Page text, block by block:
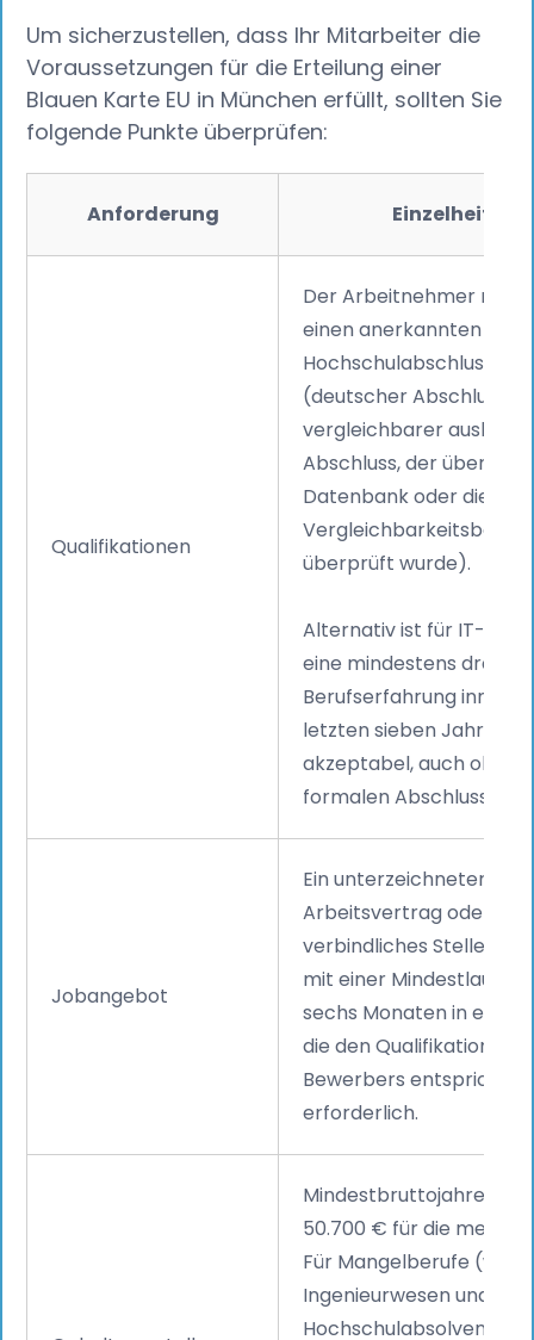
Um sicherzustellen, dass Ihr Mitarbeiter die
Voraussetzungen für die Erteilung einer
Blauen Karte EU in München erfüllt, sollten Sie
folgende Punkte überprüfen:
Anforderung Einzelheiten
Qualifikationen
Der Arbeitnehmer
einen anerkannten
Hochschulabschluss
(deutscher Abschluss
vergleichbarer
Abschluss, der über die
Datenbank oder die
überprüft wurde).
Alternativ ist für IT-
eine mindestens
Berufserfahrung
letzten sieben Jahre
akzeptabel, auch ohne
formalen Abschluss.
Jobangebot
Ein unterzeichneter
Arbeitsvertrag oder ein
verbindliches
mit einer
sechs Monaten in einer
die den Qualifikationen
Bewerbers entspricht,
erforderlich.
50.700 € für die
Für Mangelberufe (wie
Ingenieurwesen und
Hochschulabsolventen